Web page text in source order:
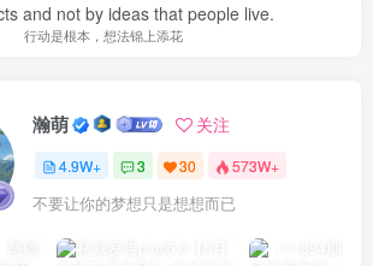
and not by ideas that people live.
行动是根本，想法锦上添花
瀚萌 关注
4.9W+ 3 30 573W+
不要让你的梦想只是想想而已